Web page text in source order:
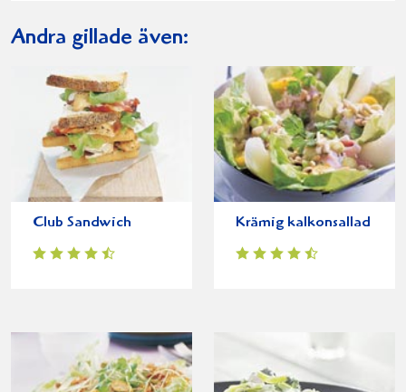
Andra gillade även:
Club Sandwich Krämig kalkonsallad